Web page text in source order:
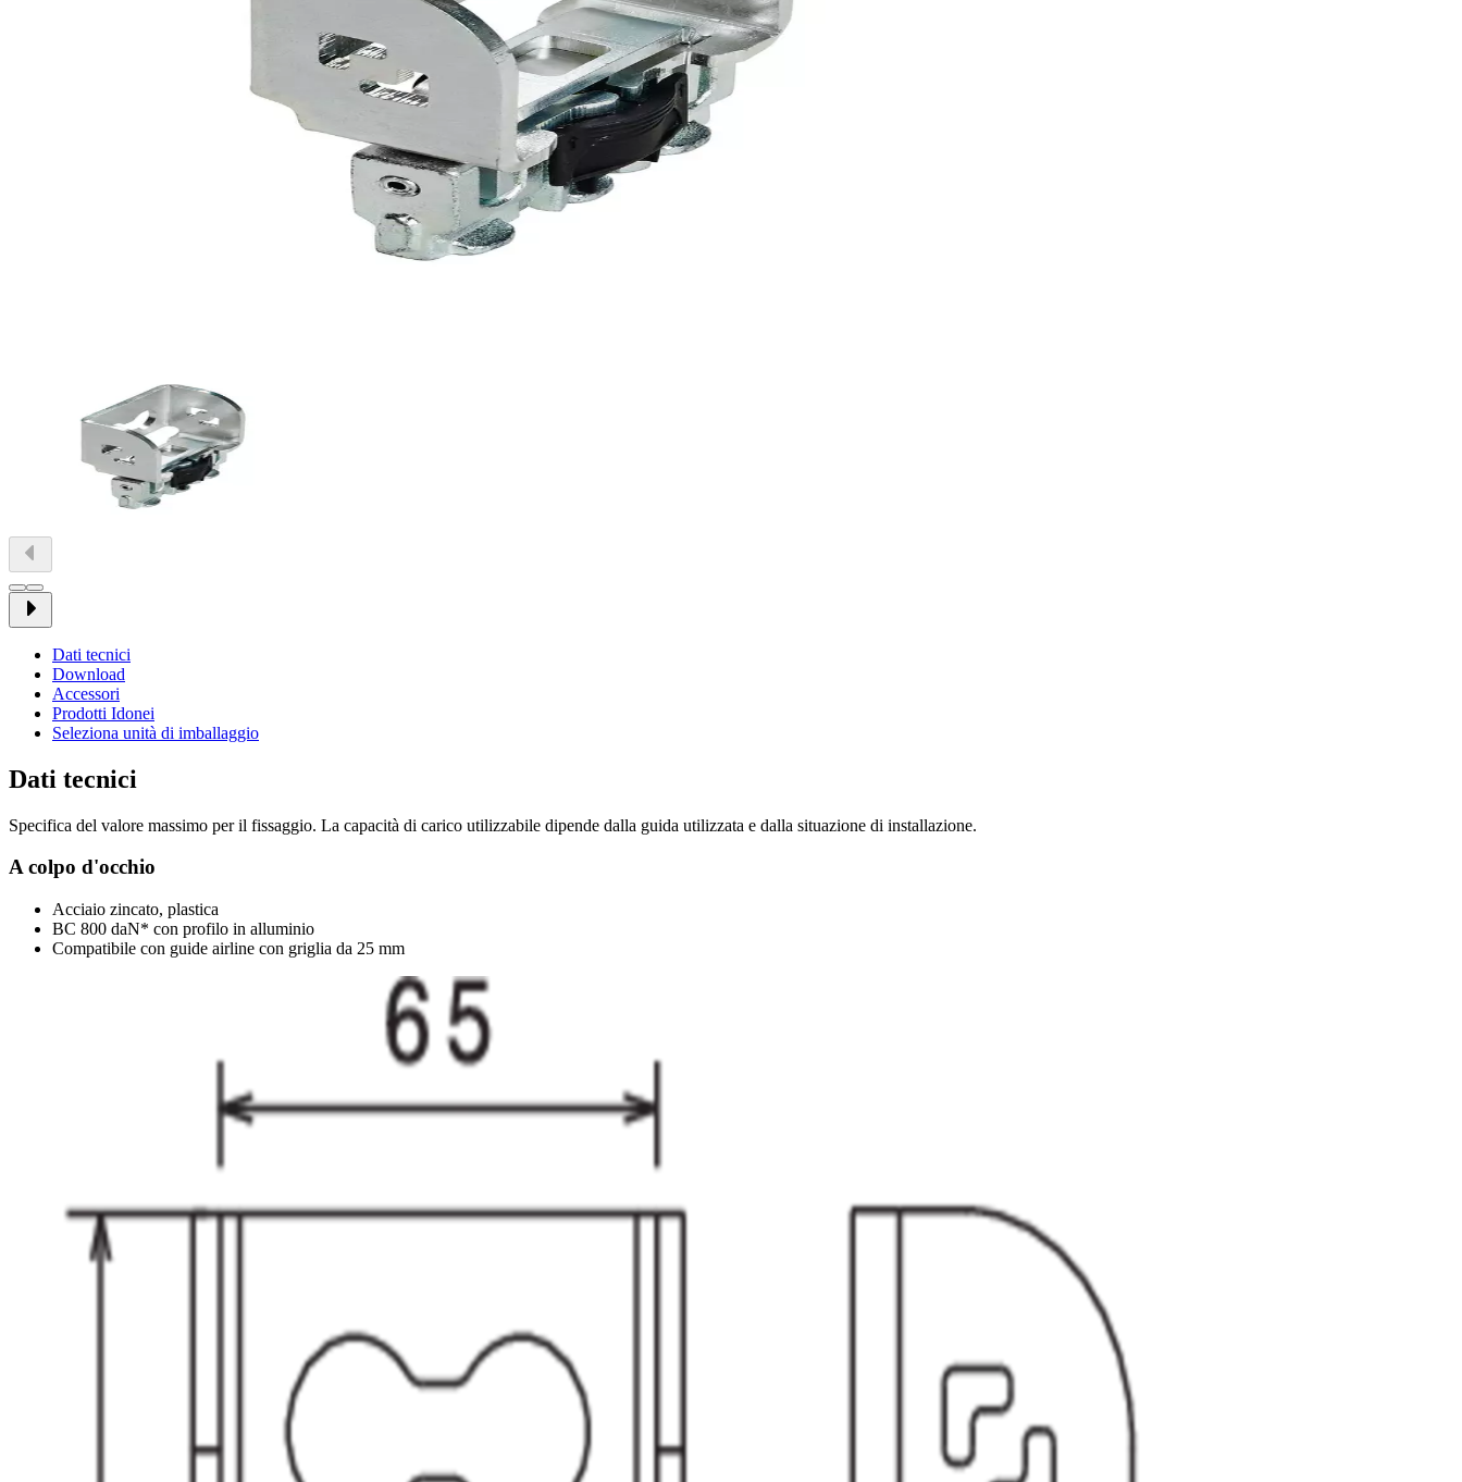
Dati tecnici
Download
Accessori
Prodotti Idonei
Seleziona unità di imballaggio
Dati tecnici
Specifica del valore massimo per il fissaggio. La capacità di carico utilizzabile dipende dalla guida utilizzata e dalla situazione di installazione.
A colpo d'occhio
Acciaio zincato, plastica
BC 800 daN* con profilo in alluminio
Compatibile con guide airline con griglia da 25 mm